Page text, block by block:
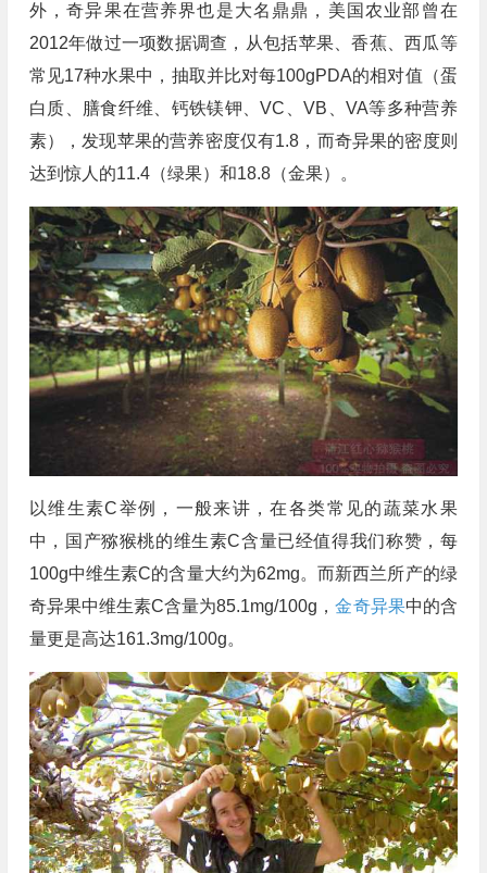
外，奇异果在营养界也是大名鼎鼎，美国农业部曾在
2012年做过一项数据调查，从包括苹果、香蕉、西瓜等
常见17种水果中，抽取并比对每100gPDA的相对值（蛋
白质、膳食纤维、钙铁镁钾、VC、VB、VA等多种营养
素），发现苹果的营养密度仅有1.8，而奇异果的密度则
达到惊人的11.4（绿果）和18.8（金果）。
以维生素C举例，一般来讲，在各类常见的蔬菜水果
中，国产猕猴桃的维生素C含量已经值得我们称赞，每
100g中维生素C的含量大约为62mg。而新西兰所产的绿
奇异果中维生素C含量为85.1mg/100g，金奇异果中的含
量更是高达161.3mg/100g。